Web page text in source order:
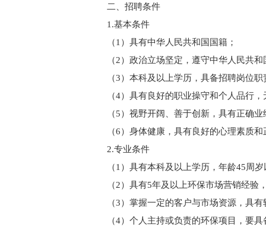
二、招聘条件
1.基本条件
（1）具有中华人民共和国国籍；
（2）政治立场坚定，遵守中华人民共
（3）本科及以上学历，具备招聘岗位
（4）具有良好的职业操守和个人品行
（5）视野开阔、善于创新，具有正确
（6）身体健康，具有良好的心理素质
2.专业条件
（1）具有本科及以上学历，年龄45周
（2）具有5年及以上环保市场营销经
（3）掌握一定的客户与市场资源，具
（4）个人主持或负责的环保项目，要